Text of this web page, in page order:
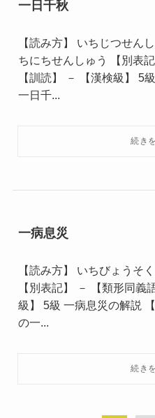
一日千秋
【読み方】 いちじつせん
ちにちせんしゅう 【別表
【訓読】 － 【漢検級】 5
一日千...
一病息災
【読み方】 いちびょうそ
【別表記】 － 【類形同義
級】 5級 一病息災の解説
の一...